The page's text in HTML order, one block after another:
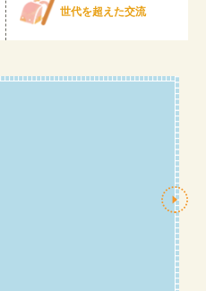
世代を超えた交流